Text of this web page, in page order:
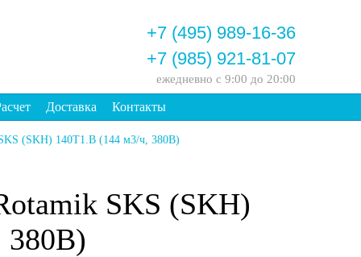
+7 (495) 989-16-36
+7 (985) 921-81-07
ежедневно с 9:00 до 20:00
Доставка Контакты
(SKH) 140Т1.В (144 м3/ч, 380В)
SKS (SKH)
380В)